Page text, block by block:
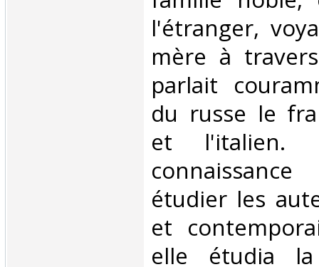
l'étranger,
mère à
parlait
du russe le
et l'italien.
étudier les
et
elle étudia